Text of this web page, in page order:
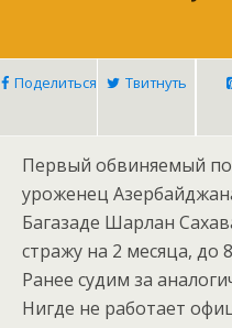
Поделиться Твитнуть
Первый обвиняемый по
уроженец
Багазаде Шарлан
стражу на 2 месяца, до
Ранее судим за
Нигде не работает